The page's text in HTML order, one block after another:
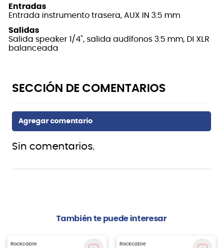
Entradas
Entrada instrumento trasera, AUX IN 3.5 mm
Salidas
Salida speaker 1/4", salida audífonos 3.5 mm, DI XLR
balanceada
Sin comentarios.
También te puede interesar
Rockcable